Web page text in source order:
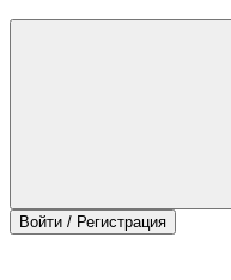
Войти / Регистрация